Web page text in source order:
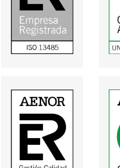
Mantenimiento
(descargar)
Sistema Gestión
de Calidad para
Productos
Sanitarios